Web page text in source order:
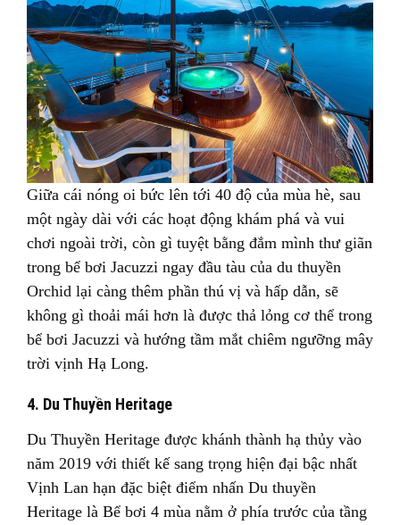
Giữa cái nóng oi bức lên tới 40 độ của mùa hè, sau
một ngày dài với các hoạt động khám phá và vui
chơi ngoài trời, còn gì tuyệt bằng đắm mình thư giãn
trong bể bơi Jacuzzi ngay đầu tàu của du thuyền
Orchid lại càng thêm phần thú vị và hấp dẫn, sẽ
không gì thoải mái hơn là được thả lỏng cơ thể trong
bể bơi Jacuzzi và hướng tầm mắt chiêm ngưỡng mây
trời vịnh Hạ Long.
4. Du Thuyền Heritage
Du Thuyền Heritage được khánh thành hạ thủy vào
năm 2019 với thiết kế sang trọng hiện đại bậc nhất
Vịnh Lan hạn đặc biệt điểm nhấn Du thuyền
Heritage là Bể bơi 4 mùa nằm ở phía trước của tầng